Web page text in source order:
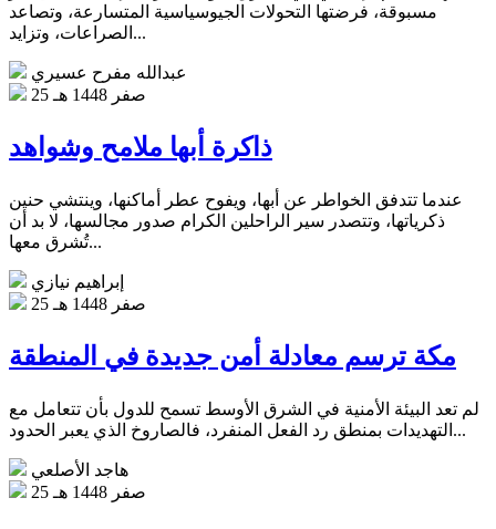
مسبوقة، فرضتها التحولات الجيوسياسية المتسارعة، وتصاعد
الصراعات، وتزايد...
عبدالله مفرح عسيري
25 صفر 1448 هـ
ذاكرة أبها ملامح وشواهد
عندما تتدفق الخواطر عن أبها، ويفوح عطر أماكنها، وينتشي حنين
ذكرياتها، وتتصدر سير الراحلين الكرام صدور مجالسها، لا بد أن
تُشرق معها...
إبراهيم نيازي
25 صفر 1448 هـ
مكة ترسم معادلة أمن جديدة في المنطقة
لم تعد البيئة الأمنية في الشرق الأوسط تسمح للدول بأن تتعامل مع
التهديدات بمنطق رد الفعل المنفرد، فالصاروخ الذي يعبر الحدود...
هاجد الأصلعي
25 صفر 1448 هـ